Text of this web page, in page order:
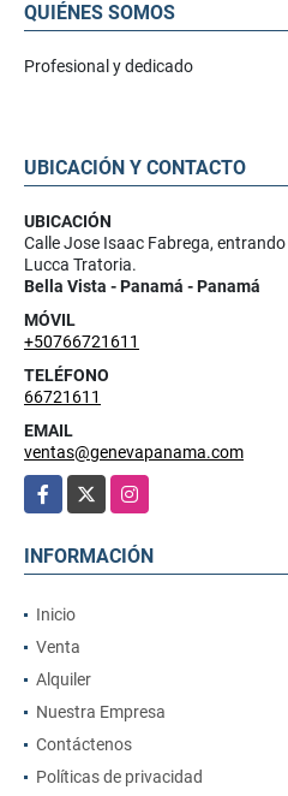
QUIÉNES SOMOS
Profesional y dedicado
UBICACIÓN Y CONTACTO
UBICACIÓN
Calle Jose Isaac Fabrega,
Lucca Tratoria.
Bella Vista - Panamá - Panamá
MÓVIL
+50766721611
TELÉFONO
66721611
EMAIL
ventas@genevapanama.com
Facebook
Instagram
INFORMACIÓN
Inicio
Venta
Alquiler
Nuestra Empresa
Contáctenos
Políticas de privacidad